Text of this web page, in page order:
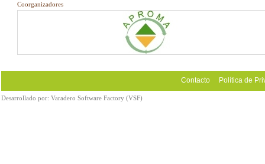
Coorganizadores
Contacto Política de
Desarrollado por: Varadero Software Factory (VSF)